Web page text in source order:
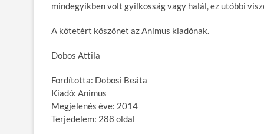
mindegyikben volt gyilkosság vagy halál, ez utóbbi
A kötetért köszönet az Animus kiadónak.
Dobos Attila
Fordította: Dobosi Beáta
Kiadó: Animus
Megjelenés éve: 2014
Terjedelem: 288 oldal